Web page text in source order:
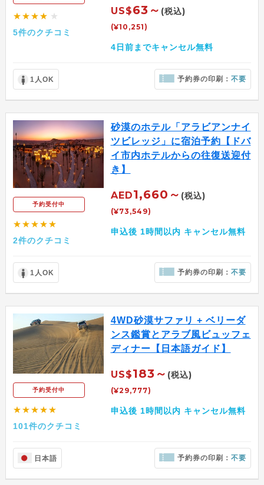
★★★★ ★
5件のクチコミ
US$63～ (税込)
(¥10,251)
4日前までキャンセル無料
1人OK 予約券の印刷：不要
予約受付中
★★★★★
2件のクチコミ
砂漠のホテル「アラビアンナイ
ツビレッジ」に宿泊予約【ドバ
イ市内ホテルからの往復送迎付
き】
AED1,660～ (税込)
(¥73,549)
申込後 1時間以内 キャンセル無料
1人OK 予約券の印刷：不要
予約受付中
★★★★★
101件のクチコミ
4WD砂漠サファリ + ベリーダ
ンス鑑賞とアラブ風ビュッフェ
ディナー【日本語ガイド】
US$183～ (税込)
(¥29,777)
申込後 1時間以内 キャンセル無料
日本語 予約券の印刷：不要